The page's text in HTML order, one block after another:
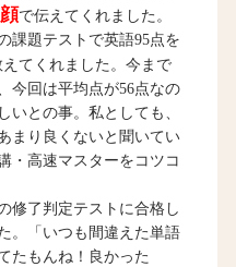
で伝えてくれました。
課題テストで英語95点を
えてくれました。今まで
今回は平均点が56点なの
いとの事。私としても、
まり良くないと聞いてい
・高速マスターをコツコ
修了判定テストに合格し
。「いつも間違えた単語
たもんね！良かった